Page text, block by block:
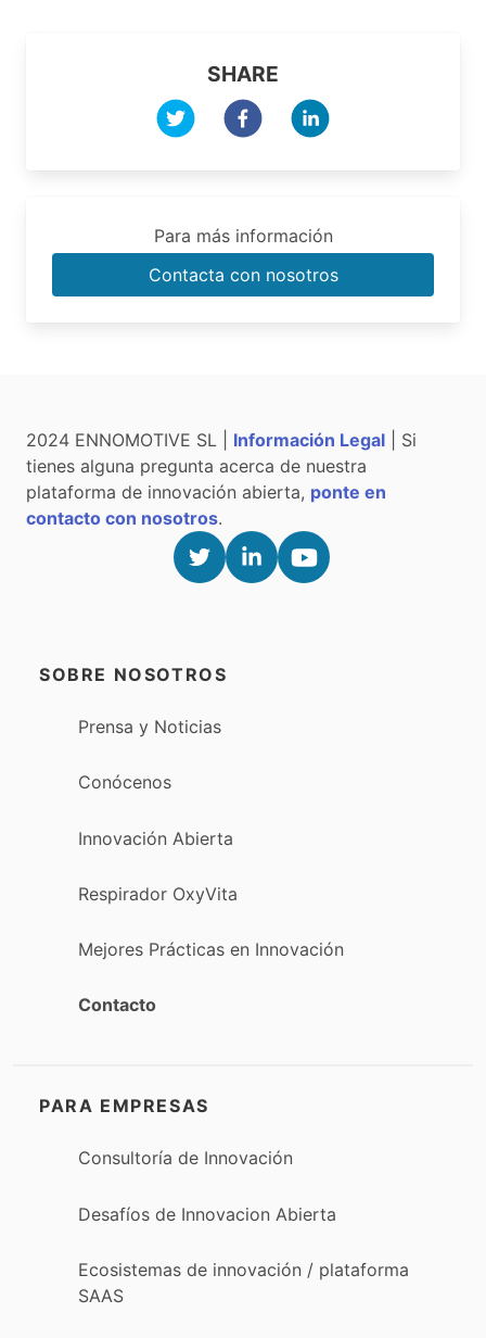
SHARE
Para más información
Contacta con nosotros
2024 ENNOMOTIVE SL | Información Legal | Si
tienes alguna pregunta acerca de nuestra
plataforma de innovación abierta, ponte en
contacto con nosotros.
SOBRE NOSOTROS
Prensa y Noticias
Conócenos
Innovación Abierta
Respirador OxyVita
Mejores Prácticas en Innovación
Contacto
PARA EMPRESAS
Consultoría de Innovación
Desafíos de Innovacion Abierta
Ecosistemas de innovación / plataforma
SAAS